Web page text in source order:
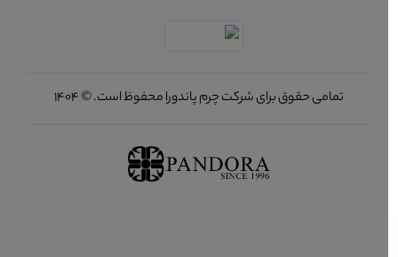
تمامی حقوق برای شرکت چرم پاندورا محفوظ است. © 1404